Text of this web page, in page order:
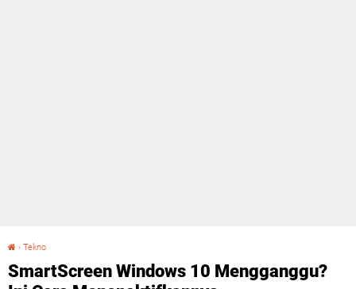
› Tekno
SmartScreen Windows 10 Mengganggu?